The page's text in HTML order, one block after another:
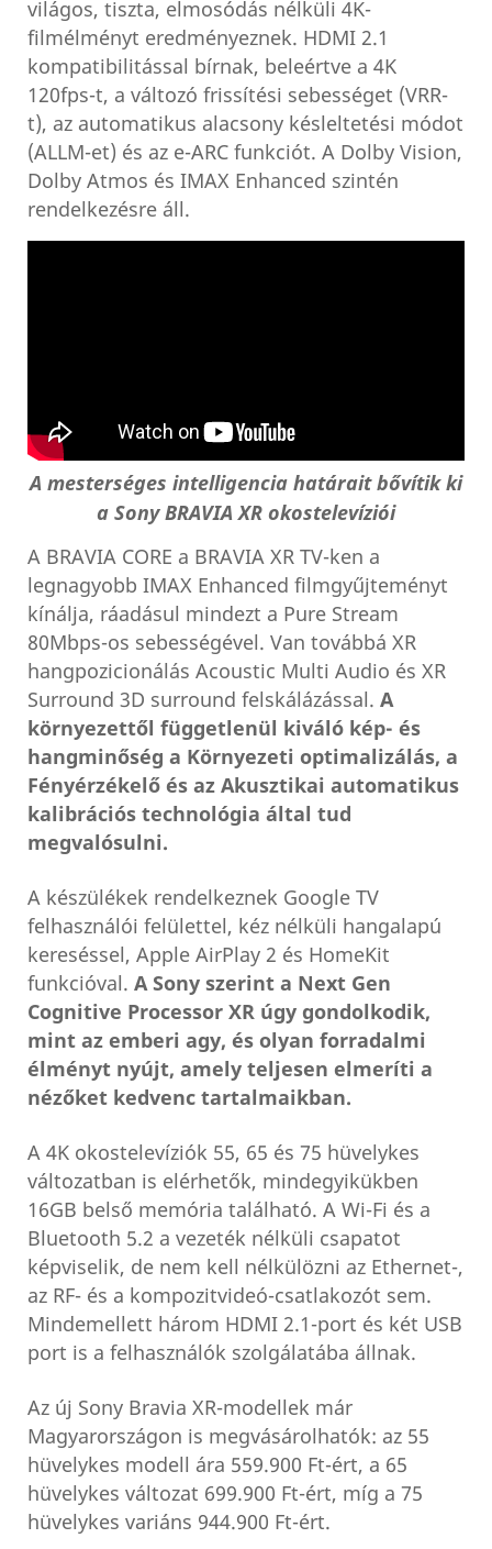
világos, tiszta, elmosódás nélküli 4K-
filmélményt eredményeznek. HDMI 2.1
kompatibilitással bírnak, beleértve a 4K
120fps-t, a változó frissítési sebességet (VRR-
t), az automatikus alacsony késleltetési módot
(ALLM-et) és az e-ARC funkciót. A Dolby Vision,
Dolby Atmos és IMAX Enhanced szintén
rendelkezésre áll.
A mesterséges intelligencia határait bővítik ki
a Sony BRAVIA XR okostelevíziói
A BRAVIA CORE a BRAVIA XR TV-ken a
legnagyobb IMAX Enhanced filmgyűjteményt
kínálja, ráadásul mindezt a Pure Stream
80Mbps-os sebességével. Van továbbá XR
hangpozicionálás Acoustic Multi Audio és XR
Surround 3D surround felskálázással. A
környezettől függetlenül kiváló kép- és
hangminőség a Környezeti optimalizálás, a
Fényérzékelő és az Akusztikai automatikus
kalibrációs technológia által tud
megvalósulni.
A készülékek rendelkeznek Google TV
felhasználói felülettel, kéz nélküli hangalapú
kereséssel, Apple AirPlay 2 és HomeKit
funkcióval. A Sony szerint a Next Gen
Cognitive Processor XR úgy gondolkodik,
mint az emberi agy, és olyan forradalmi
élményt nyújt, amely teljesen elmeríti a
nézőket kedvenc tartalmaikban.
A 4K okostelevíziók 55, 65 és 75 hüvelykes
változatban is elérhetők, mindegyikükben
16GB belső memória található. A Wi-Fi és a
Bluetooth 5.2 a vezeték nélküli csapatot
képviselik, de nem kell nélkülözni az Ethernet-,
az RF- és a kompozitvideó-csatlakozót sem.
Mindemellett három HDMI 2.1-port és két USB
port is a felhasználók szolgálatába állnak.
Az új Sony Bravia XR-modellek már
Magyarországon is megvásárolhatók: az 55
hüvelykes modell ára 559.900 Ft-ért, a 65
hüvelykes változat 699.900 Ft-ért, míg a 75
hüvelykes variáns 944.900 Ft-ért.